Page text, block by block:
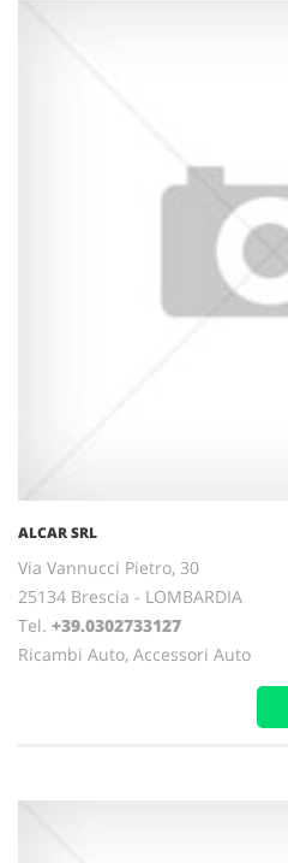
ALCAR SRL
Via Vannucci Pietro, 30
25134 Brescia - LOMBARDIA
Tel. +39.0302733127
Ricambi Auto, Accessori Auto